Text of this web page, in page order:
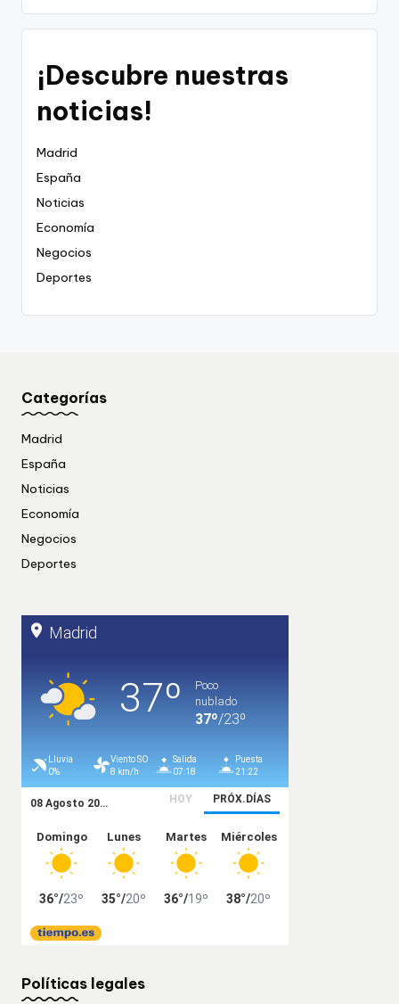
¡Descubre nuestras
noticias!
Madrid
España
Noticias
Economía
Negocios
Deportes
Categorías
Madrid
España
Noticias
Economía
Negocios
Deportes
Políticas legales